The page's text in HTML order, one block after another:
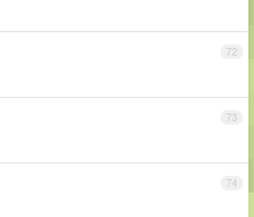
72
73
74